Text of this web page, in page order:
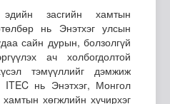
эдийн засгийн хамтын
нь Энэтхэг улсын
сайн дурын, болзолгүй
ач холбогдолтой
тэмүүллийг дэмжиж
нь Энэтхэг, Монгол
хөгжлийн хүчирхэг